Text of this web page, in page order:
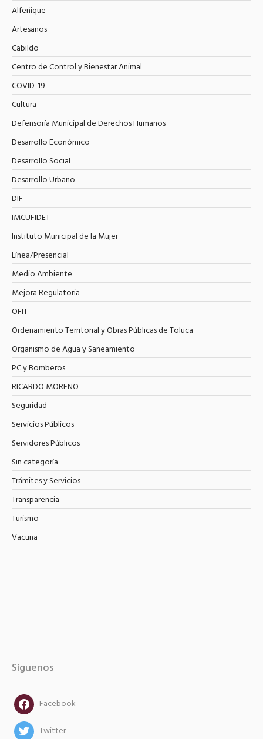
Alfeñique
Artesanos
Cabildo
Centro de Control y Bienestar Animal
COVID-19
Cultura
Defensoría Municipal de Derechos Humanos
Desarrollo Económico
Desarrollo Social
Desarrollo Urbano
DIF
IMCUFIDET
Instituto Municipal de la Mujer
Línea/Presencial
Medio Ambiente
Mejora Regulatoria
OFIT
Ordenamiento Territorial y Obras Públicas de Toluca
Organismo de Agua y Saneamiento
PC y Bomberos
RICARDO MORENO
Seguridad
Servicios Públicos
Servidores Públicos
Sin categoría
Trámites y Servicios
Transparencia
Turismo
Vacuna
Síguenos
facebookFacebook
twitterTwitter